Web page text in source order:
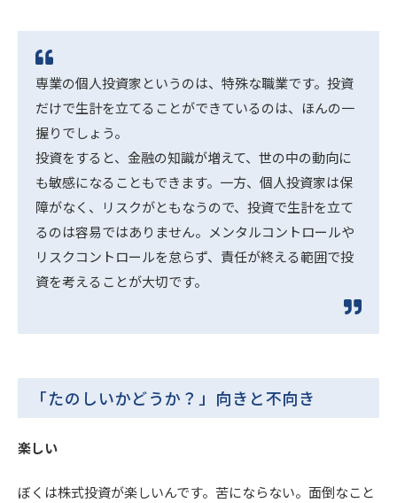
専業の個人投資家というのは、特殊な職業です。投資
だけで生計を立てることができているのは、ほんの一
握りでしょう。
投資をすると、金融の知識が増えて、世の中の動向に
も敏感になることもできます。一方、個人投資家は保
障がなく、リスクがともなうので、投資で生計を立て
るのは容易ではありません。メンタルコントロールや
リスクコントロールを怠らず、責任が終える範囲で投
資を考えることが大切です。
「たのしいかどうか？」向きと不向き
楽しい
ぼくは株式投資が楽しいんです。苦にならない。面倒なこと